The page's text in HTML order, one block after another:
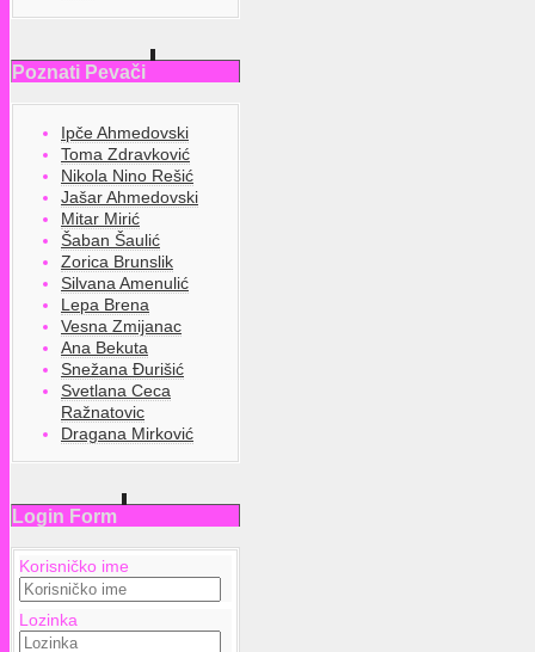
Poznati Pevači
Ipče Ahmedovski
Toma Zdravković
Nikola Nino Rešić
Jašar Ahmedovski
Mitar Mirić
Šaban Šaulić
Zorica Brunslik
Silvana Amenulić
Lepa Brena
Vesna Zmijanac
Ana Bekuta
Snežana Đurišić
Svetlana Ceca
Ražnatovic
Dragana Mirković
Login Form
Korisničko ime
Lozinka